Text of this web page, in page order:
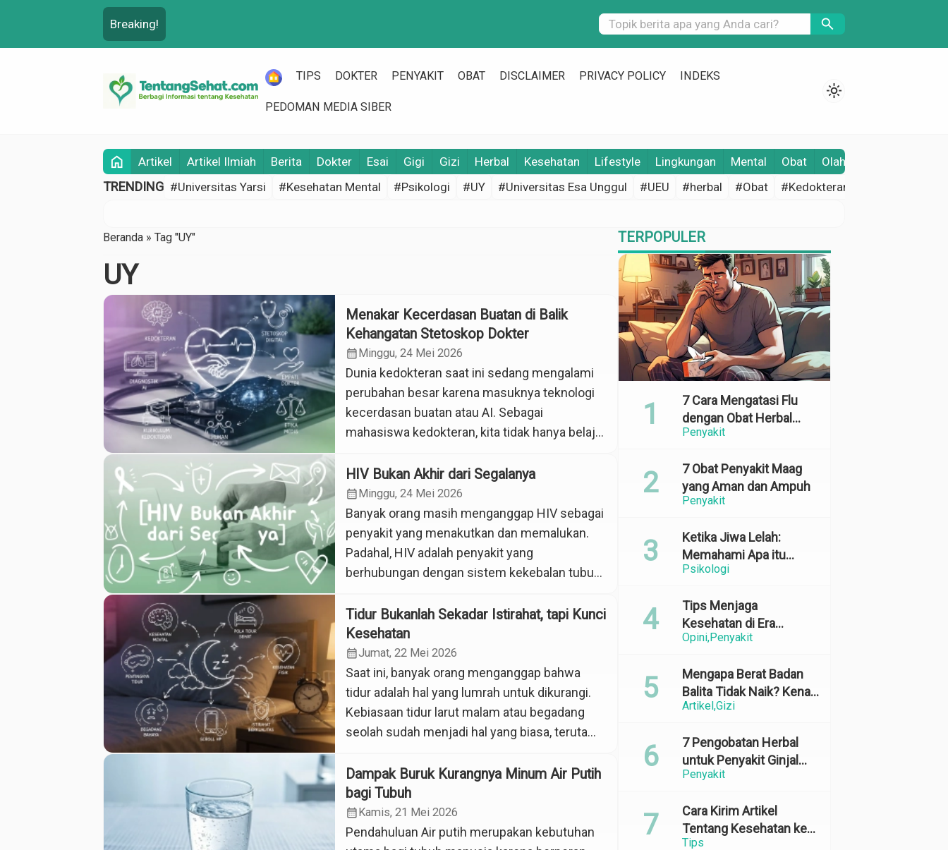
Breaking! search
HOME
TIPS DOKTER PENYAKIT OBAT DISCLAIMER PRIVACY POLICY INDEKS
PEDOMAN MEDIA SIBER
light_mode
home Artikel Artikel Ilmiah Berita Dokter Esai Gigi Gizi Herbal Kesehatan Lifestyle Lingkungan Mental Obat Olahraga
TRENDING #Universitas Yarsi #Kesehatan Mental #Psikologi #UY #Universitas Esa Unggul #UEU #herbal #Obat #Kedokteran
Beranda » Tag "UY"
UY
Menakar Kecerdasan Buatan di Balik
Kehangatan Stetoskop Dokter
calendar_monthMinggu, 24 Mei 2026
Dunia kedokteran saat ini sedang mengalami
perubahan besar karena masuknya teknologi
kecerdasan buatan atau AI. Sebagai
mahasiswa kedokteran, kita tidak hanya belajar
tetapi juga harus siap bekerja sama dengan
teknologi ini. Sekarang, AI sudah bisa
membaca hasil rontgen dan menganalisis
gejala penyakit dengan sangat cepat. Di satu
sisi, teknologi […]
HIV Bukan Akhir dari Segalanya
calendar_monthMinggu, 24 Mei 2026
Banyak orang masih menganggap HIV sebagai
penyakit yang menakutkan dan memalukan.
Padahal, HIV adalah penyakit yang
berhubungan dengan sistem kekebalan tubuh
pengetahuan membuat penderita HIV sering
mendapatkan stigma dari masyarakat. Karena
itu, penting untuk memahami HIV dengan lebih
benar dan tidak langsung menghakimi
seseorang. HIV atau Human
Immunodeficiency Virus […]
Tidur Bukanlah Sekadar Istirahat, tapi Kunci
Kesehatan
calendar_monthJumat, 22 Mei 2026
Saat ini, banyak orang menganggap bahwa
tidur adalah hal yang lumrah untuk dikurangi.
Kebiasaan tidur larut malam atau begadang
seolah sudah menjadi hal yang biasa, terutama
sedikit pula orang yang tidur terlalu malam
hanya karena bermain ponsel atau media
sosial tanpa tujuan yang jelas. Padahal, seiring
berjalannya waktu, […]
Dampak Buruk Kurangnya Minum Air Putih
bagi Tubuh
calendar_monthKamis, 21 Mei 2026
Pendahuluan Air putih merupakan kebutuhan
TERPOPULER
Penyakit
7 Cara Mengatasi Flu
dengan Obat Herbal
yang Ampuh dan
Penyakit
7 Obat Penyakit Maag
yang Aman dan Ampuh
Psikologi
Ketika Jiwa Lelah:
Memahami Apa itu
Emotional Exhaustion
Opini Penyakit
Tips Menjaga
Kesehatan di Era
Perubahan Cuaca yang
ArtikelGizi
Mengapa Berat Badan
Balita Tidak Naik? Kenali
Penyebab dan Solusinya
Penyakit
7 Pengobatan Herbal
untuk Penyakit Ginjal
yang Terbukti Efektif
Tips
Cara Kirim Artikel
Tentang Kesehatan ke
Media Online: 100%